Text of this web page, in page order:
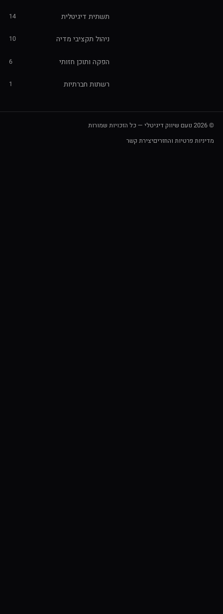
תשתית דיגיטלית
ניהול תקציבי מדיה
הפקה ותוכן חזותי
רשתות חברתיות
פרטיות והחזריםיצירת קשר